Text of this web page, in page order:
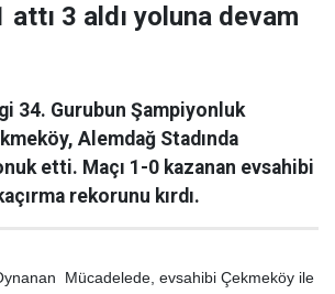
attı 3 aldı yoluna devam
34. Gurubun Şampiyonluk
Alemdağ Stadında
etti. Maçı 1-0 kazanan evsahibi
rekorunu kırdı.
Mücadelede, evsahibi Çekmeköy ile